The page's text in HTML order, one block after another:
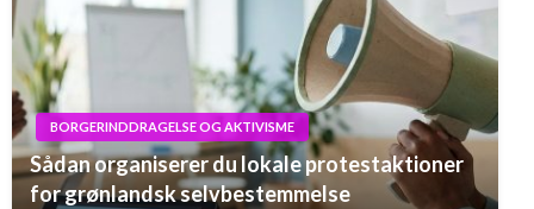
BORGERINDDRAGELSE OG AKTIVISME
Sådan organiserer du lokale protestaktioner
for grønlandsk selvbestemmelse